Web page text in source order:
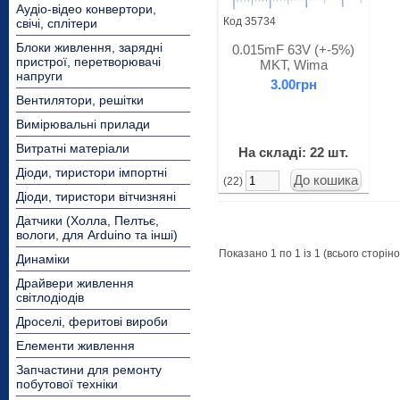
Аудіо-відео конвертори,
свічі, сплітери
Блоки живлення, зарядні
пристрої, перетворювачі
напруги
Вентилятори, решітки
Вимірювальні прилади
Витратні матеріали
Діоди, тиристори імпортні
Діоди, тиристори вітчизняні
Датчики (Холла, Пелтьє,
вологи, для Arduino та інші)
Динаміки
Драйвери живлення
світлодіодів
Дроселі, феритові вироби
Елементи живлення
Запчастини для ремонту
побутової техніки
Код 35734
0.015mF 63V (+-5%)
MKT, Wima
3.00грн
На складі: 22 шт.
(22)
Показано 1 по 1 із 1 (всього